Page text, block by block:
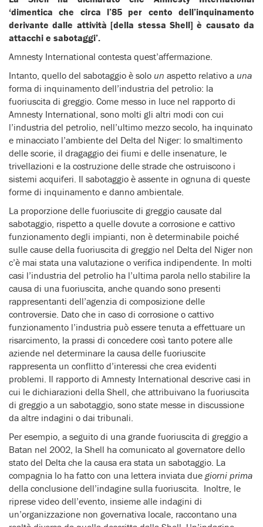
‘dimentica che circa l’85 per cento dell’inquinamento
derivante dalle attività [della stessa Shell] è causato da
attacchi e sabotaggi’.
Amnesty International contesta quest’affermazione.
Intanto, quello del sabotaggio è solo un aspetto relativo a una
forma di inquinamento dell’industria del petrolio: la
fuoriuscita di greggio. Come messo in luce nel rapporto di
Amnesty International, sono molti gli altri modi con cui
l’industria del petrolio, nell’ultimo mezzo secolo, ha inquinato
e minacciato l’ambiente del Delta del Niger: lo smaltimento
delle scorie, il dragaggio dei fiumi e delle insenature, le
trivellazioni e la costruzione delle strade che ostruiscono i
sistemi acquiferi. Il sabotaggio è assente in ognuna di queste
forme di inquinamento e danno ambientale.
La proporzione delle fuoriuscite di greggio causate dal
sabotaggio, rispetto a quelle dovute a corrosione e cattivo
funzionamento degli impianti, non è determinabile poiché
sulle cause della fuoriuscita di greggio nel Delta del Niger non
c’è mai stata una valutazione o verifica indipendente. In molti
casi l’industria del petrolio ha l’ultima parola nello stabilire la
causa di una fuoriuscita, anche quando sono presenti
rappresentanti dell’agenzia di composizione delle
controversie. Dato che in caso di corrosione o cattivo
funzionamento l’industria può essere tenuta a effettuare un
risarcimento, la prassi di concedere così tanto potere alle
aziende nel determinare la causa delle fuoriuscite
rappresenta un conflitto d’interessi che crea evidenti
problemi. Il rapporto di Amnesty International descrive casi in
cui le dichiarazioni della Shell, che attribuivano la fuoriuscita
di greggio a un sabotaggio, sono state messe in discussione
da altre indagini o dai tribunali.
Per esempio, a seguito di una grande fuoriuscita di greggio a
Batan nel 2002, la Shell ha comunicato al governatore dello
stato del Delta che la causa era stata un sabotaggio. La
compagnia lo ha fatto con una lettera inviata due giorni prima
della conclusione dell’indagine sulla fuoriuscita. Inoltre, le
riprese video dell’evento, insieme alle indagini di
un’organizzazione non governativa locale, raccontano una